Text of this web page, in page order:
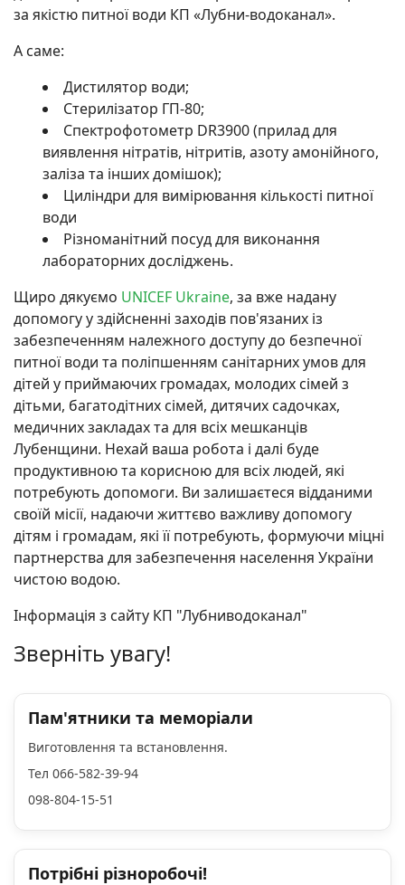
за якістю питної води КП «Лубни-водоканал».
А саме:
Дистилятор води;
Стерилізатор ГП-80;
Спектрофотометр DR3900 (прилад для
виявлення нітратів, нітритів, азоту амонійного,
заліза та інших домішок);
Циліндри для вимірювання кількості питної
води
Різноманітний посуд для виконання
лабораторних досліджень.
Щиро дякуємо UNICEF Ukraine, за вже надану
допомогу у здійсненні заходів пов'язаних із
забезпеченням належного доступу до безпечної
питної води та поліпшенням санітарних умов для
дітей у приймаючих громадах, молодих сімей з
дітьми, багатодітних сімей, дитячих садочках,
медичних закладах та для всіх мешканців
Лубенщини. Нехай ваша робота і далі буде
продуктивною та корисною для всіх людей, які
потребують допомоги. Ви залишаєтеся відданими
своїй місії, надаючи життєво важливу допомогу
дітям і громадам, які її потребують, формуючи міцні
партнерства для забезпечення населення України
чистою водою.
Інформація з сайту КП "Лубниводоканал"
Зверніть увагу!
Пам'ятники та меморіали
Виготовлення та встановлення.
Тел 066-582-39-94
098-804-15-51
Потрібні різноробочі!